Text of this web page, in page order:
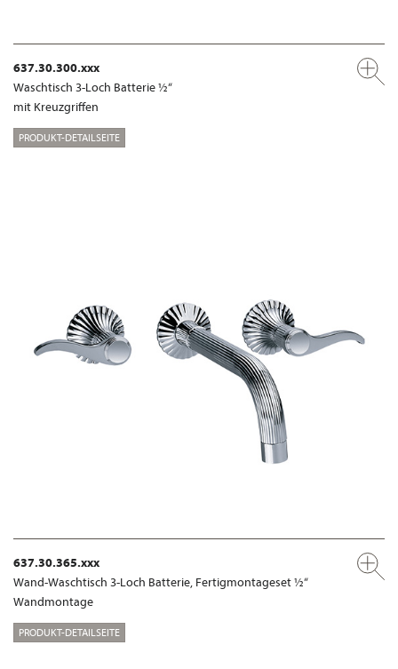
637.30.300.xxx
Waschtisch 3-Loch Batterie ½“
mit Kreuzgriffen
PRODUKT-DETAILSEITE
637.30.365.xxx
Wand-Waschtisch 3-Loch Batterie, Fertigmontageset ½“
Wandmontage
PRODUKT-DETAILSEITE